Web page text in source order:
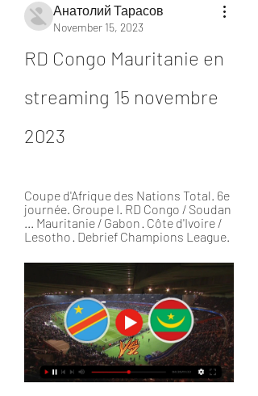
Анатолий Тарасов
November 15, 2023
RD Congo Mauritanie en
streaming 15 novembre
2023
Coupe d'Afrique des Nations Total. 6e
journée. Groupe I. RD Congo / Soudan
... Mauritanie / Gabon · Côte d'Ivoire /
Lesotho · Debrief Champions League.